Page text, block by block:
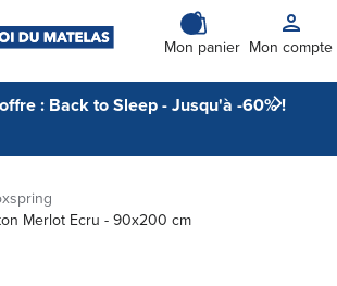
Mon panier Mon compte
: Back to Sleep - Jusqu'à -60% !
Merlot Ecru - 90x200 cm